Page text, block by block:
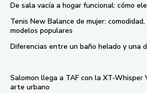
De sala vacía a hogar funcional: cómo
Tenis New Balance de mujer:
modelos populares
Diferencias entre un baño helado y una
Salomon llega a TAF con la XT-Whisper
arte urbano